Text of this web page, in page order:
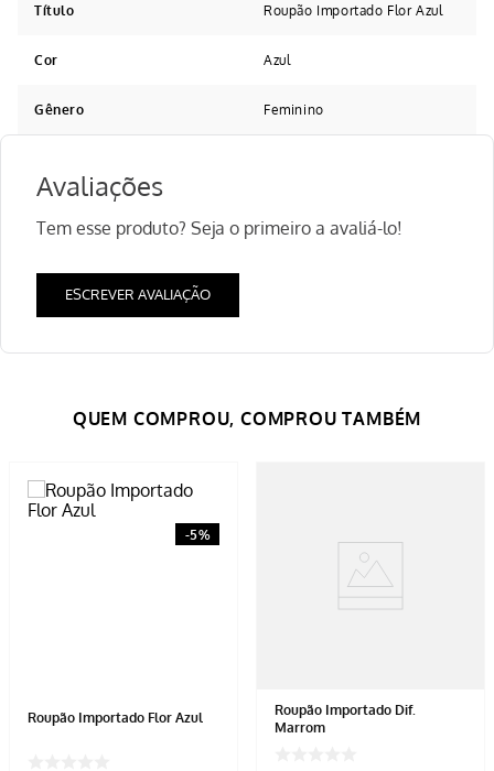
Título Roupão Importado Flor Azul
Cor Azul
Gênero Feminino
Avaliações
Tem esse produto? Seja o primeiro a avaliá-lo!
ESCREVER AVALIAÇÃO
-5%
Roupão Importado Flor Azul
Roupão Importado Dif.
Marrom